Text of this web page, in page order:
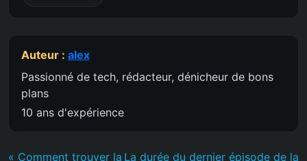
Auteur : alex
Passionné de tech, rédacteur, dénicheur de bons
plans
10 ans d'expérience
« Comment trouver la La durée du dernier épisode de la